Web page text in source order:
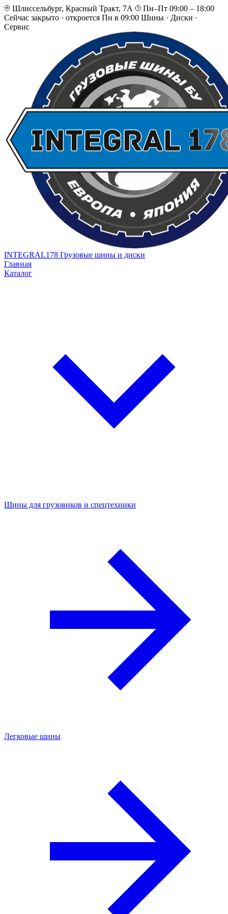
Шлиссельбург, Красный Тракт, 7А
Пн–Пт 09:00 – 18:00
Сейчас закрыто · откроется Пн в 09:00 Шины · Диски ·
Сервис
INTEGRAL178 Грузовые шины и диски
Главная
Каталог
Шины для грузовиков и спецтехники
Легковые шины